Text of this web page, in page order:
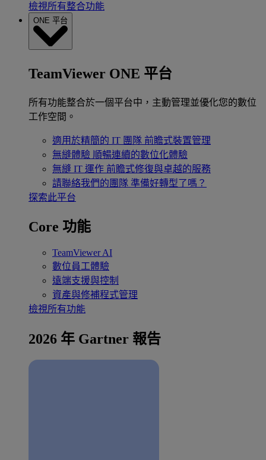
檢視所有整合功能
ONE 平台
TeamViewer ONE 平台
所有功能整合於一個平台中，主動管理並優化您的數位
工作空間。
適用於精簡的 IT 團隊 前瞻式裝置管理
無縫體驗 順暢連續的數位化體驗
無縫 IT 運作 前瞻式修復與卓越的服務
請聯絡我們的團隊 準備好轉型了嗎？
探索此平台
Core 功能
TeamViewer AI
數位員工體驗
遠端支援與控制
資產與修補程式管理
檢視所有功能
2026 年 Gartner 報告